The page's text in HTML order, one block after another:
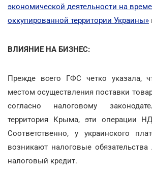
экономической деятельности на
оккупированной территории Украины»
ВЛИЯНИЕ НА БИЗНЕС:
Прежде всего ГФС четко указала,
местом осуществления поставки
согласно налоговому
территория Крыма, эти операции
Соответственно, у украинского
возникают налоговые
налоговый кредит.